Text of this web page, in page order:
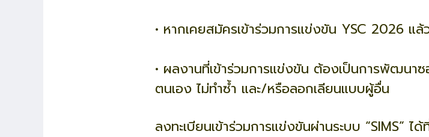
• หากเคยสมัครเข้าร่วมการแข่งขัน YSC 2026 แ
• ผลงานที่เข้าร่วมการแข่งขัน ต้องเป็นการพัฒนา
ตนเอง ไม่ทำซ้ำ และ/หรือลอกเลียนแบบผู้อื่น
ลงทะเบียนเข้าร่วมการแข่งขันผ่านระบบ “SIMS” ได้